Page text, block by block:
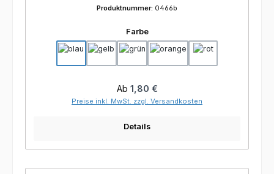
Produktnummer: 0466b
Farbeauswählen
Regulärer Preis:
Ab 1,80 €
Preise inkl. MwSt. zzgl. Versandkosten
Details